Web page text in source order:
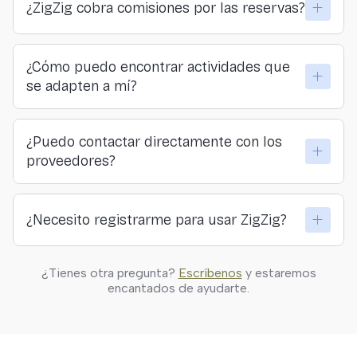
¿ZigZig cobra comisiones por las reservas?
proveedores. Todo lo que pagas llega directamente a
quienes organizan las actividades.
¿Cómo puedo encontrar actividades que
se adapten a mí?
hacer nuestro formulario y descubrir tu actividad
ideal.
¿Puedo contactar directamente con los
proveedores?
transparente entre viajeros y quienes ofrecen las
actividades.
¿Necesito registrarme para usar ZigZig?
Solo si quieres guardar actividades, hacer reservas o
personalizar tus resultados. Puedes explorar
¿Tienes otra pregunta? Escríbenos y estaremos
encantados de ayudarte.